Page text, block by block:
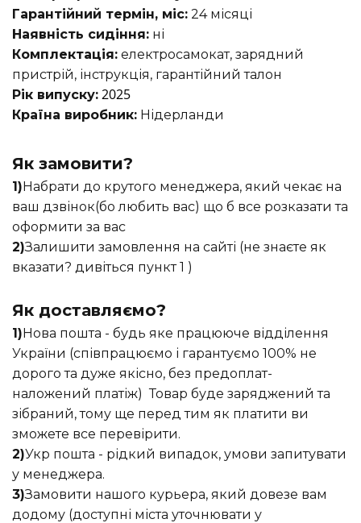
Гарантійний термін, міс: 24 місяці
Наявність сидіння: ні
Комплектація: електросамокат, зарядний
пристрій, інструкція, гарантійний талон
Рік випуску: 2025
Країна виробник: Нідерланди
Як замовити?
1)Набрати до крутого менеджера, який чекає на
ваш дзвінок(бо любить вас) що б все розказати та
оформити за вас
2)Залишити замовлення на сайті (не знаєте як
вказати? дивіться пункт 1 )
Як доставляємо?
1)Нова пошта - будь яке працююче відділення
України (співпрацюємо і гарантуємо 100% не
дорого та дуже якісно, без предоплат-
наложений платіж) Товар буде заряджений та
зібраний, тому ще перед тим як платити ви
зможете все перевірити.
2)Укр пошта - рідкий випадок, умови запитувати
у менеджера.
3)Замовити нашого курьера, який довезе вам
додому (доступні міста уточнювати у